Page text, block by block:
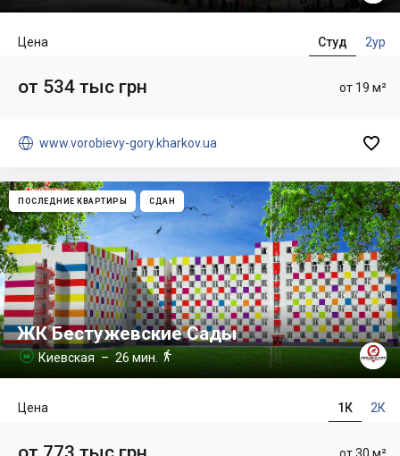
Студ 2ур
Цена
от 19 м²
от 534 тыс грн
 www.vorobievy-gory.kharkov.ua 
ПОСЛЕДНИЕ КВАРТИРЫ СДАН
ЖК Бестужевские Сады
 Киевская – 26 мин. 
1К 2К
Цена